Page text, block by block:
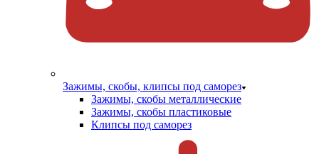
Зажимы, скобы, клипсы под саморез
Зажимы, скобы металлические
Зажимы, скобы пластиковые
Клипсы под саморез